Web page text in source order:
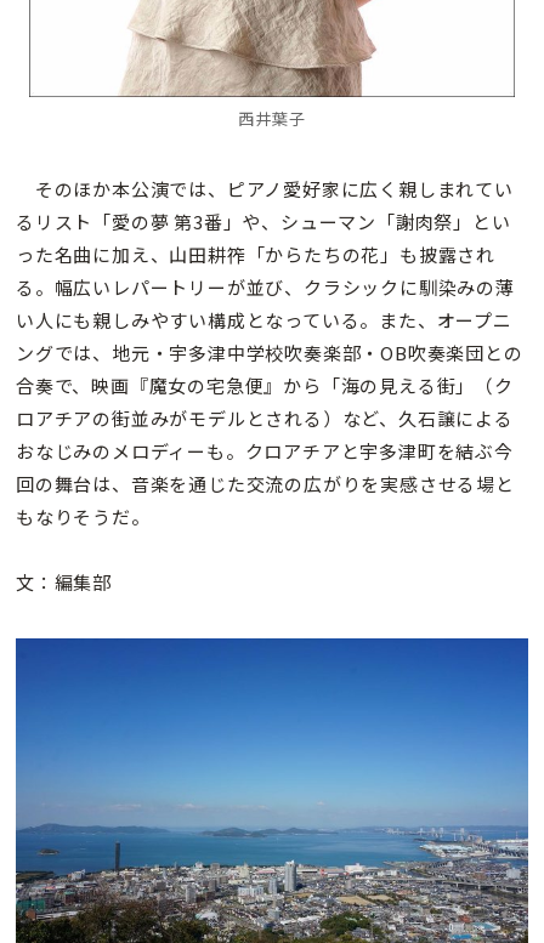
西井葉子
そのほか本公演では、ピアノ愛好家に広く親しまれてい
るリスト「愛の夢 第3番」や、シューマン「謝肉祭」とい
った名曲に加え、山田耕筰「からたちの花」も披露され
る。幅広いレパートリーが並び、クラシックに馴染みの薄
い人にも親しみやすい構成となっている。また、オープニ
ングでは、地元・宇多津中学校吹奏楽部・OB吹奏楽団との
合奏で、映画『魔女の宅急便』から「海の見える街」（ク
ロアチアの街並みがモデルとされる）など、久石譲による
おなじみのメロディーも。クロアチアと宇多津町を結ぶ今
回の舞台は、音楽を通じた交流の広がりを実感させる場と
もなりそうだ。
文：編集部